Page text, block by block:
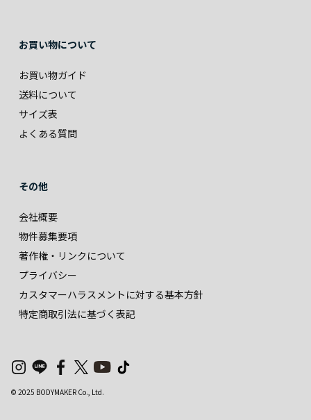
お買い物について
お買い物ガイド
送料について
サイズ表
よくある質問
その他
会社概要
物件募集要項
著作権・リンクについて
プライバシー
カスタマーハラスメントに対する基本方針
特定商取引法に基づく表記
© 2025 BODYMAKER Co., Ltd.